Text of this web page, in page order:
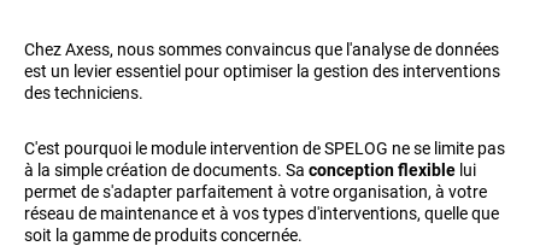
Chez Axess, nous sommes convaincus que l'analyse de données
est un levier essentiel pour optimiser la gestion des interventions
des techniciens.
C'est pourquoi le module intervention de SPELOG ne se limite pas
à la simple création de documents. Sa conception flexible lui
permet de s'adapter parfaitement à votre organisation, à votre
réseau de maintenance et à vos types d'interventions, quelle que
soit la gamme de produits concernée.